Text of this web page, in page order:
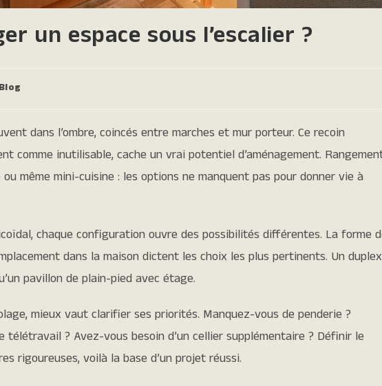
un espace sous l’escalier ?
Blog
dans l’ombre, coincés entre marches et mur porteur. Ce recoin
comme inutilisable, cache un vrai potentiel d’aménagement.
même mini-cuisine : les options ne manquent pas pour donner vie à
chaque configuration ouvre des possibilités différentes. La forme
dans la maison dictent les choix les plus pertinents. Un duplex
pavillon de plain-pied avec étage.
mieux vaut clarifier ses priorités. Manquez-vous de penderie ?
télétravail ? Avez-vous besoin d’un cellier supplémentaire ? Définir le
rigoureuses, voilà la base d’un projet réussi.